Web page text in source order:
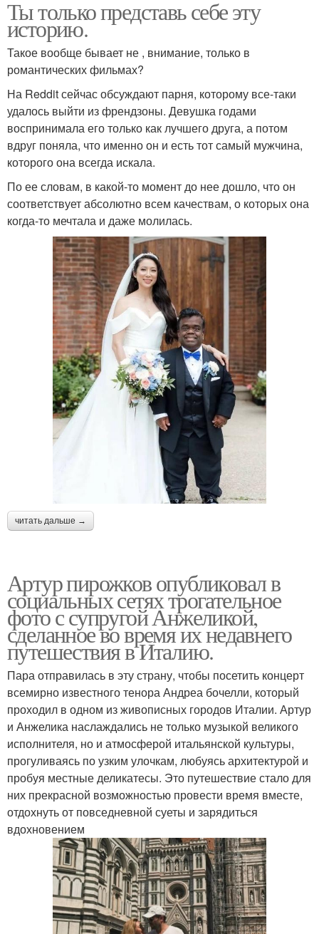
Ты только представь себе эту
историю.
Такое вообще бывает не , внимание, только в
романтических фильмах?
На Reddit сейчас обсуждают парня, которому все-таки
удалось выйти из френдзоны. Девушка годами
воспринимала его только как лучшего друга, а потом
вдруг поняла, что именно он и есть тот самый мужчина,
которого она всегда искала.
По ее словам, в какой-то момент до нее дошло, что он
соответствует абсолютно всем качествам, о которых она
когда-то мечтала и даже молилась.
читать дальше →
Артур пирожков опубликовал в
социальных сетях трогательное
фото с супругой Анжеликой,
сделанное во время их недавнего
путешествия в Италию.
Пара отправилась в эту страну, чтобы посетить концерт
всемирно известного тенора Андреа бочелли, который
проходил в одном из живописных городов Италии. Артур
и Анжелика наслаждались не только музыкой великого
исполнителя, но и атмосферой итальянской культуры,
прогуливаясь по узким улочкам, любуясь архитектурой и
пробуя местные деликатесы. Это путешествие стало для
них прекрасной возможностью провести время вместе,
отдохнуть от повседневной суеты и зарядиться
вдохновением